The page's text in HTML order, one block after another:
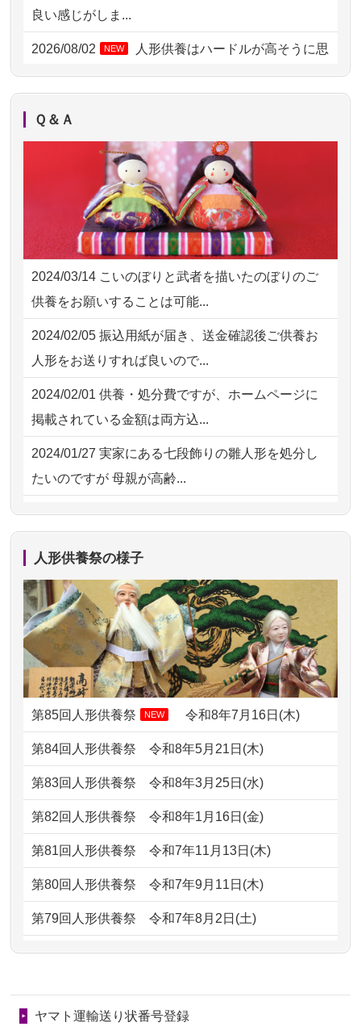
2026/08/02 18:47
2026/08/02 11:15 千葉県の方からお申込み
2026/08/02 10:39 神奈川の方からお申込み
2026/08/02 09:15
2026/08/02 06:46 相模原の方からお申込み
2026/08/01 19:28 東京都の方からお申込み
2026/08/01 17:10 東京都の方からお申込み
2026/08/01 11:07 さいたの方からお申込み
2026/07/31 17:28 栃木県の方からお申込み
2026/07/31 12:32 東京都の方からお申込み
良い感じがしま...
2026/08/02 NEW
人形供養はハードルが高そうに思
えるのですが、...
NEW
お人形の仕分けなども丁寧に行う
様子から、大切...
2026/07/25供養の内容（料金や送り方等）がとて
も丁寧に説...
2026/07/18 つい先日も利用させていただきまし
た。 手続...
2026/07/18 大切にしていたお人形をきちんと供養
してくださ...
2026/07/15 子供の頃から可愛がってきた七段飾り
の雛人形で...
2026/07/15 お客様の声を読み、丁寧に供養してい
ただけそう...
2026/07/11思い出のある人形達を、ちゃんと供養
したく、花...
2026/07/10家から近かったので。
2026/07/08誰も住んでいない実家の片付けを始め
ました。 ...
2026/07/069年間自由が丘店を見守ってくれてあり
がとう。
2026/07/05 しっかりとお人形たちの供養をしてい
ただけると...
2026/06/30長年大事にしてきた雛人形です、供養
ガラスケースのまま引き取ってくださ
るのが助か...
ました。お...
2026/06/28きちんと供養していただけると思った
Ｑ＆Ａ
2024/03/14 こいのぼりと武者を描いたのぼりのご
供養をお願いすることは可能...
2024/02/05 振込用紙が届き、送金確認後ご供養お
人形をお送りすれば良いので...
2024/02/01 供養・処分費ですが、ホームページに
掲載されている金額は両方込...
2024/01/27 実家にある七段飾りの雛人形を処分し
たいのですが 母親が高齢...
2024/01/13剥製の供養・処分をお願いできます
ですが？
2024/01/13お雛様のセットを供養・処分したいの
ですが、お雛様とお内裏様だ...
2024/01/13供養申込みの後、供養祭までお人形は
どうなってるのですか？
2024/01/13会社のようですが、きちんと供養して
供養が終わったお人形以外はどうして
るのですか？
しょうか？
2024/01/04ガラスケースは外しても良いですか？
人形供養祭の様子
第85回人形供養祭 NEW 令和8年7月16日(木)
第84回人形供養祭令和8年5月21日(木)
第83回人形供養祭令和8年3月25日(水)
第82回人形供養祭令和8年1月16日(金)
第81回人形供養祭令和7年11月13日(木)
第80回人形供養祭令和7年9月11日(木)
第79回人形供養祭令和7年8月2日(土)
第78回人形供養祭令和7年6月20日(金)
第76回人形供養祭令和7年2月28日(金)
ヤマト運輸送り状番号登録